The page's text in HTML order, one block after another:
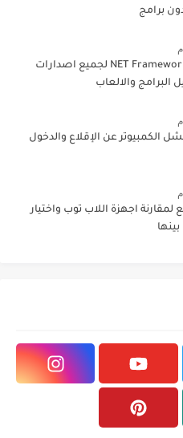
برامج
كيفية تثبيت NET Framework لجميع اصدارات
البرامج والالعاب
الكمبيوتر عن الإقلاع والدخول
اجهزة اللاب توب واختيار